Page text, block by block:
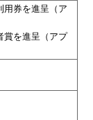
用券を進呈（ア
賞を進呈（アプ